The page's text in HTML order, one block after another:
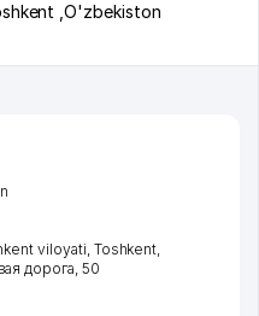
,O'zbekiston
viloyati, Toshkent,
дорога, 50